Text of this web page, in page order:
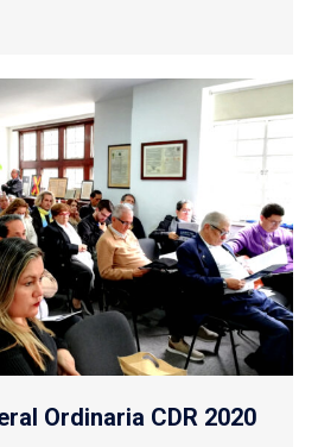
Ordinaria CDR 2020